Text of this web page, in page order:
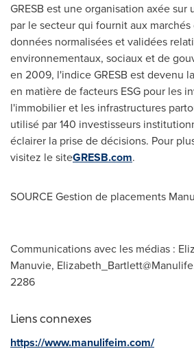
GRESB est une organisation axée
par le secteur qui fournit aux
données normalisées et validées
environnementaux, sociaux et de
en 2009, l'indice GRESB est devenu
en matière de facteurs ESG pour les
l'immobilier et les infrastructures
utilisé par 140 investisseurs
éclairer la prise de décisions. Pour
visitez le siteGRESB.com.
SOURCEGestion de placements
Communications avec les médias :
Manuvie,
2286
Liens connexes
https://www.manulifeim.com/